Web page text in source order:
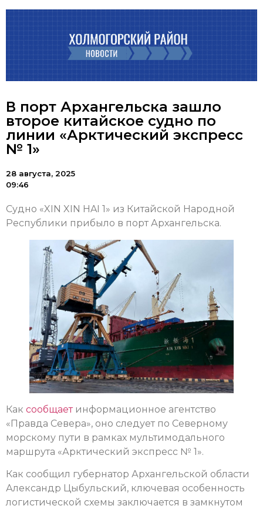
В порт Архангельска зашло
второе китайское судно по
линии «Арктический экспресс
№ 1»
28 августа, 2025
09:46
Судно «XIN XIN HAI 1» из Китайской Народной
Республики прибыло в порт Архангельска.
Как сообщаетинформационное агентство
«Правда Севера», оно следует по Северному
морскому пути в рамках мультимодального
маршрута «Арктический экспресс № 1».
Как сообщил губернатор Архангельской области
Александр Цыбульский, ключевая особенность
логистической схемы заключается в замкнутом